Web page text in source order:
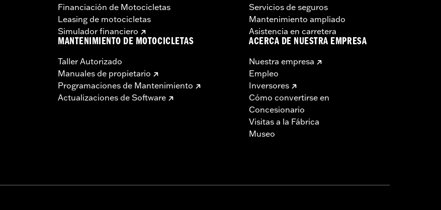
Financiación de Motocicletas
Leasing de motocicletas
Simulador financiero
MANTENIMIENTO DE MOTOCICLETAS
Taller Autorizado
Manuales de propietario
Programaciones de Mantenimiento
Actualizaciones de Software
Servicios de seguros
Mantenimiento ampliado
Asistencia en carretera
ACERCA DE NUESTRA EMPRESA
Nuestra empresa
Empleo
Inversores
Cómo convertirse en
Concesionario
Visitas a la Fábrica
Museo